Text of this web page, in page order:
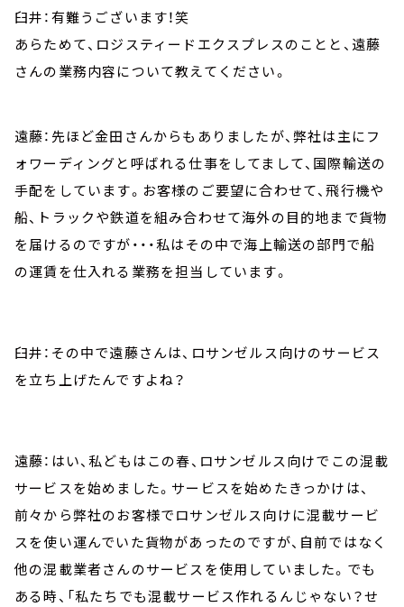
臼井：有難うございます！笑
あらためて、ロジスティードエクスプレスのことと、遠藤
さんの業務内容について教えてください。
遠藤：先ほど金田さんからもありましたが、弊社は主にフ
ォワーディングと呼ばれる仕事をしてまして、国際輸送の
手配をしています。お客様のご要望に合わせて、飛行機や
船、トラックや鉄道を組み合わせて海外の目的地まで貨物
を届けるのですが・・・私はその中で海上輸送の部門で船
の運賃を仕入れる業務を担当しています。
臼井：その中で遠藤さんは、ロサンゼルス向けのサービス
を立ち上げたんですよね？
遠藤：はい、私どもはこの春、ロサンゼルス向けでこの混載
サービスを始めました。サービスを始めたきっかけは、
前々から弊社のお客様でロサンゼルス向けに混載サービ
スを使い運んでいた貨物があったのですが、自前ではなく
他の混載業者さんのサービスを使用していました。でも
ある時、「私たちでも混載サービス作れるんじゃない？せ